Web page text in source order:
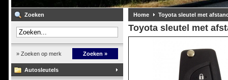
Zoeken
» Zoeken op merk Zoeken »
Autosleutels
Home Toyota sleutel met
Toyota sleutel met